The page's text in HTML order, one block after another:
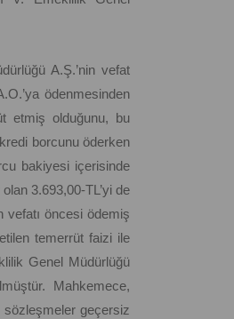
A.Ş.’nin vefat
ödenmesinden
etmiş olduğunu, bu
borcunu öderken
bakiyesi içerisinde
3.693,00-TL’yi de
vefatı öncesi ödemiş
temerrüt faizi ile
Genel Müdürlüğü
Mahkemece,
sözleşmeler geçersiz